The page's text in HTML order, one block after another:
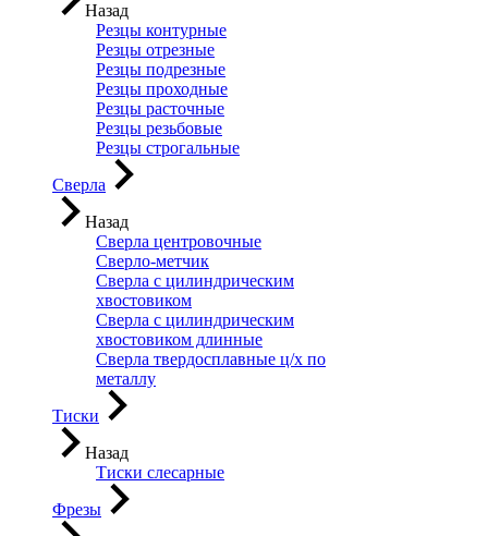
Назад
Резцы контурные
Резцы отрезные
Резцы подрезные
Резцы проходные
Резцы расточные
Резцы резьбовые
Резцы строгальные
Сверла
Назад
Сверла центровочные
Сверло-метчик
Сверла с цилиндрическим
хвостовиком
Сверла с цилиндрическим
хвостовиком длинные
Сверла твердосплавные ц/х по
металлу
Тиски
Назад
Тиски слесарные
Фрезы